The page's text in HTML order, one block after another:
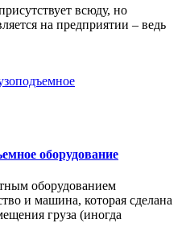
всюду, но
на предприятии – ведь
оборудование
оборудованием
и машина, которая сделана
груза (иногда